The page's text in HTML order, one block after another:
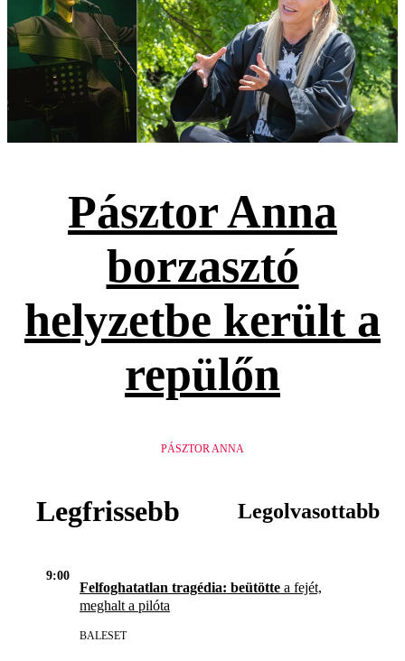
Pásztor Anna
borzasztó
helyzetbe került a
repülőn
PÁSZTOR ANNA
Legfrissebb Legolvasottabb
9:00
Felfoghatatlan tragédia: beütötte a fejét,
meghalt a pilóta
BALESET